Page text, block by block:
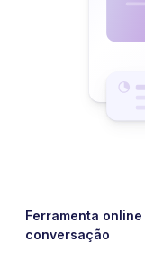
Ferramenta online
conversação